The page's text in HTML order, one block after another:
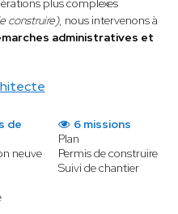
plus complexes
construire), nous intervenons à
administratives et
de
neuve
6 missions
Plan
Permis de construire
Suivi de chantier